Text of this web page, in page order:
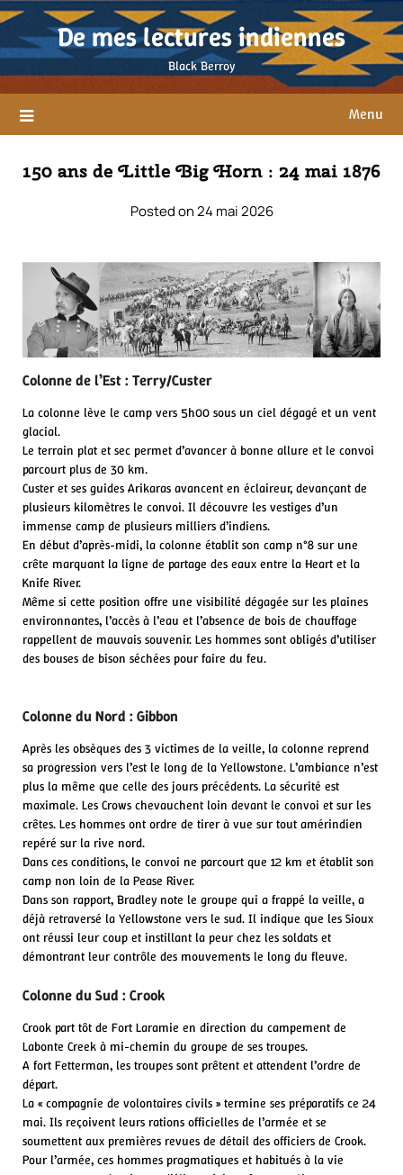
Skip
content
De mes lectures indiennes
Black Berroy
Menu
150 ans de Little Big Horn : 24 mai 1876
Posted on 24 mai 2026
Colonne de l’Est : Terry/Custer
La colonne lève le camp vers 5h00 sous un ciel dégagé et un vent
glacial.
Le terrain plat et sec permet d’avancer à bonne allure et le convoi
parcourt plus de 30 km.
Custer et ses guides Arikaras avancent en éclaireur, devançant de
plusieurs kilomètres le convoi. Il découvre les vestiges d’un
immense camp de plusieurs milliers d’indiens.
En début d’après-midi, la colonne établit son camp n°8 sur une
crête marquant la ligne de partage des eaux entre la Heart et la
Knife River.
Même si cette position offre une visibilité dégagée sur les plaines
environnantes, l’accès à l’eau et l’absence de bois de chauffage
rappellent de mauvais souvenir. Les hommes sont obligés d’utiliser
des bouses de bison séchées pour faire du feu.
Colonne du Nord : Gibbon
Après les obsèques des 3 victimes de la veille, la colonne reprend
sa progression vers l’est le long de la Yellowstone. L’ambiance n’est
plus la même que celle des jours précédents. La sécurité est
maximale. Les Crows chevauchent loin devant le convoi et sur les
crêtes. Les hommes ont ordre de tirer à vue sur tout amérindien
repéré sur la rive nord.
Dans ces conditions, le convoi ne parcourt que 12 km et établit son
camp non loin de la Pease River.
Dans son rapport, Bradley note le groupe qui a frappé la veille, a
déjà retraversé la Yellowstone vers le sud. Il indique que les Sioux
ont réussi leur coup et instillant la peur chez les soldats et
démontrant leur contrôle des mouvements le long du fleuve.
Colonne du Sud : Crook
Crook part tôt de Fort Laramie en direction du campement de
Labonte Creek à mi-chemin du groupe de ses troupes.
A fort Fetterman, les troupes sont prêtent et attendent l’ordre de
départ.
La « compagnie de volontaires civils » termine ses préparatifs ce 24
mai. Ils reçoivent leurs rations officielles de l’armée et se
soumettent aux premières revues de détail des officiers de Crook.
Pour l’armée, ces hommes pragmatiques et habitués à la vie